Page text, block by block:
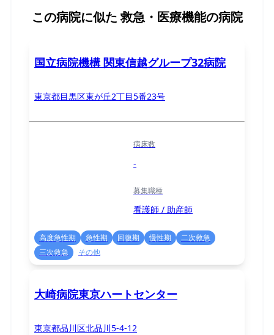
この病院に似た 救急・医療機能の病院
国立病院機構 関東信越グループ32病院
東京都目黒区東が丘2丁目5番23号
病床数
-
募集職種
看護師 / 助産師
高度急性期 急性期 回復期 慢性期
二次救急
三次救急
その他
大崎病院東京ハートセンター
東京都品川区北品川5-4-12